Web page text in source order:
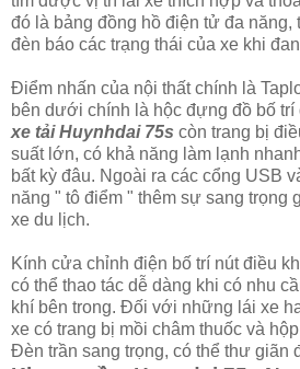
đó là bảng đồng hồ điện tử đa năng,
đèn báo các trạng thái của xe khi
Điểm nhấn của nội thất chính là
bên dưới chính là hộc đựng đồ bố trí
xe tải Huynhdai 75s còn trang bị
suất lớn, có khả năng làm lạnh
bất kỳ đâu. Ngoài ra các cổng USB
năng " tô điểm " thêm sự sang trọng
xe du lịch.
Kính cửa chỉnh điện bố trí nút điều
có thể thao tác dễ dàng khi có nhu
khí bên trong. Đối với những lái xe
xe có trang bị mồi châm thuốc và
Đèn trần sang trọng, có thể thư giãn